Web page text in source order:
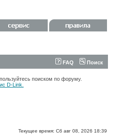
FAQ Поиск
поиском по форуму.
D-Link.
Текущее время: Сб авг 08, 2026 18:39